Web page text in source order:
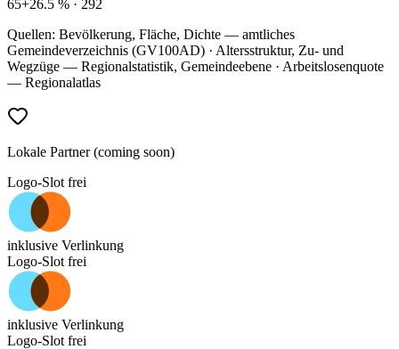
65+26.5 % · 292
Quellen: Bevölkerung, Fläche, Dichte — amtliches
Gemeindeverzeichnis (GV100AD) · Altersstruktur, Zu- und
Wegzüge — Regionalstatistik, Gemeindeebene · Arbeitslosenquote
— Regionalatlas
Lokale Partner (coming soon)
Logo-Slot frei
inklusive Verlinkung
Logo-Slot frei
inklusive Verlinkung
Logo-Slot frei